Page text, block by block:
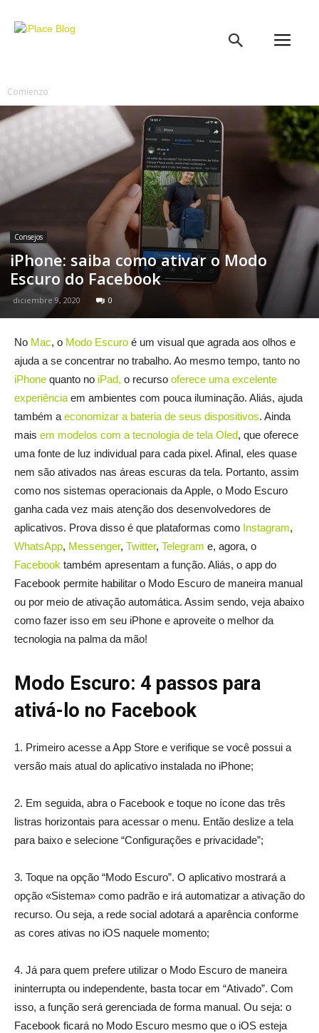
Comienzo
Consejos
iPhone: saiba como ativar o Modo
Escuro do Facebook
diciembre 9, 2020 0
No Mac, o Modo Escuro é um visual que agrada aos olhos e
ajuda a se concentrar no trabalho. Ao mesmo tempo, tanto no
iPhone quanto no iPad, o recurso oferece uma excelente
experiência em ambientes com pouca iluminação. Aliás, ajuda
também a economizar a bateria de seus dispositivos. Ainda
mais em modelos com a tecnologia de tela Oled, que oferece
uma fonte de luz individual para cada pixel. Afinal, eles quase
nem são ativados nas áreas escuras da tela. Portanto, assim
como nos sistemas operacionais da Apple, o Modo Escuro
ganha cada vez mais atenção dos desenvolvedores de
aplicativos. Prova disso é que plataformas como Instagram,
WhatsApp, Messenger, Twitter, Telegram e, agora, o
Facebook também apresentam a função. Aliás, o app do
Facebook permite habilitar o Modo Escuro de maneira manual
ou por meio de ativação automática. Assim sendo, veja abaixo
como fazer isso em seu iPhone e aproveite o melhor da
tecnologia na palma da mão!
Modo Escuro: 4 passos para
ativá-lo no Facebook
1. Primeiro acesse a App Store e verifique se você possui a
versão mais atual do aplicativo instalada no iPhone;
2. Em seguida, abra o Facebook e toque no ícone das três
listras horizontais para acessar o menu. Então deslize a tela
para baixo e selecione “Configurações e privacidade”;
3. Toque na opção “Modo Escuro”. O aplicativo mostrará a
opção «Sistema» como padrão e irá automatizar a ativação do
recurso. Ou seja, a rede social adotará a aparência conforme
as cores ativas no iOS naquele momento;
4. Já para quem prefere utilizar o Modo Escuro de maneira
ininterrupta ou independente, basta tocar em “Ativado”. Com
isso, a função será gerenciada de forma manual. Ou seja: o
Facebook ficará no Modo Escuro mesmo que o iOS esteja